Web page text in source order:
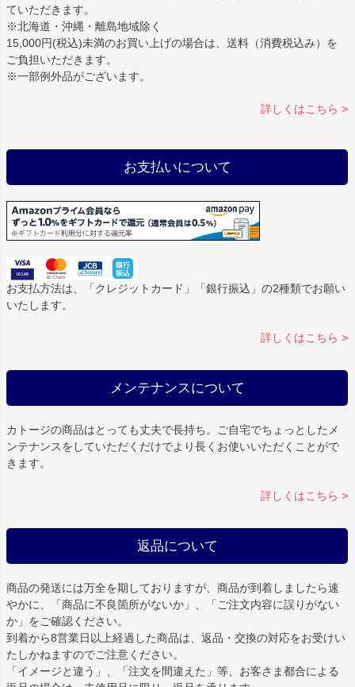
ていただきます。
※北海道・沖縄・離島地域除く
15,000円(税込)未満のお買い上げの場合は、送料（消費税込み）を
ご負担いただきます。
※一部例外品がございます。
詳しくはこちら >
お支払いについて
お支払方法は、「クレジットカード」「銀行振込」の2種類でお願い
いたします。
詳しくはこちら >
メンテナンスについて
カトージの商品はとっても丈夫で長持ち。ご自宅でちょっとしたメ
ンテナンスをしていただくだけでより長くお使いいただくことがで
きます。
詳しくはこちら >
返品について
商品の発送には万全を期しておりますが、商品が到着しましたら速
やかに、「商品に不良箇所がないか」、「ご注文内容に誤りがない
か」をご確認ください。
到着から8営業日以上経過した商品は、返品・交換の対応をお受けい
たしかねますのでご注意ください。
「イメージと違う」、「注文を間違えた」等、お客さま都合による